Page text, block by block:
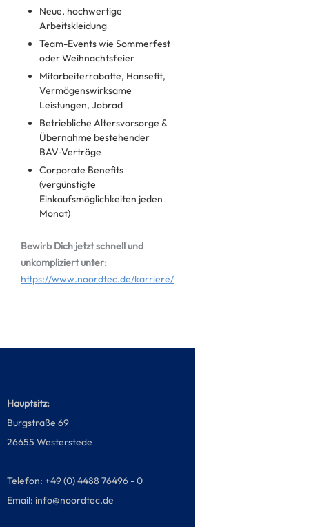
Neue, hochwertige
Arbeitskleidung
Team-Events wie Sommerfest
oder Weihnachtsfeier
Mitarbeiterrabatte, Hansefit,
Vermögenswirksame
Leistungen, Jobrad
Betriebliche Altersvorsorge &
Übernahme bestehender
BAV-Verträge
Corporate Benefits
(vergünstigte
Einkaufsmöglichkeiten jeden
Monat)
Bewirb Dich jetzt schnell und
unkompliziert unter:
https://www.noordtec.de/karriere/
Hauptsitz:
Burgstraße 69
26655 Westerstede
Telefon: +49 (0) 4488 76496 - 0
Email: info@noordtec.de